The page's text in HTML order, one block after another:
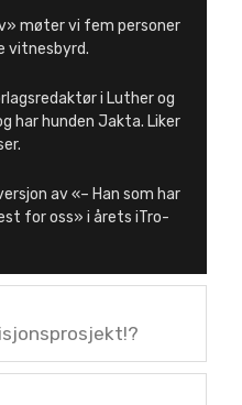
møter vi fem personer
vitnesbyrd.
i Luther og
har hunden Jakta. Liker
av «– Han som har
for oss» i årets iTro-